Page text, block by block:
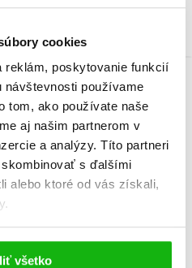
cookies
reklám, poskytovanie funkcií
používame
tom, ako používate naše
aj našim partnerom v
a analýzy. Títo partneri
s ďalšími
alebo ktoré od vás získali,
všetko
encyklopédia